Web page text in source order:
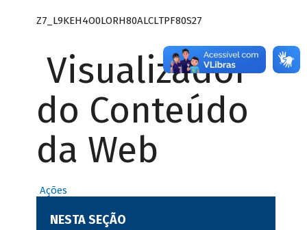
Z7_L9KEH4O0LORH80ALCLTPF80S27
Visualizador
do Conteúdo
da Web
Ações
NESTA SEÇÃO